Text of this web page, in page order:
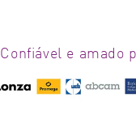
Confiável e amado